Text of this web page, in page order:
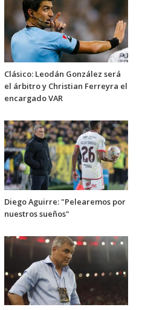
Clásico: Leodán González será
el árbitro y Christian Ferreyra el
encargado VAR
Diego Aguirre: "Pelearemos por
nuestros sueños"